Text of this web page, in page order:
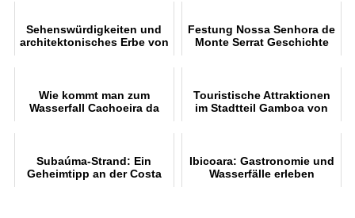
Sehenswürdigkeiten und
architektonisches Erbe von
Festung Nossa Senhora de
Monte Serrat Geschichte
Wie kommt man zum
Wasserfall Cachoeira da
Touristische Attraktionen
im Stadtteil Gamboa von
Subaúma-Strand: Ein
Geheimtipp an der Costa
Ibicoara: Gastronomie und
Wasserfälle erleben